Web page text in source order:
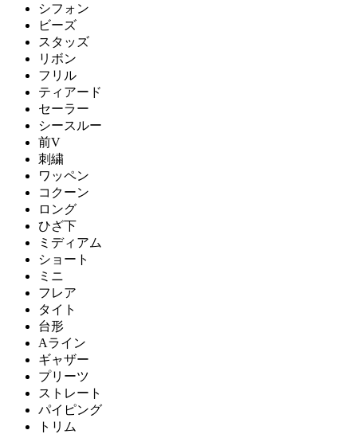
シフォン
ビーズ
スタッズ
リボン
フリル
ティアード
セーラー
シースルー
前V
刺繍
ワッペン
コクーン
ロング
ひざ下
ミディアム
ショート
ミニ
フレア
タイト
台形
Aライン
ギャザー
プリーツ
ストレート
パイピング
トリム